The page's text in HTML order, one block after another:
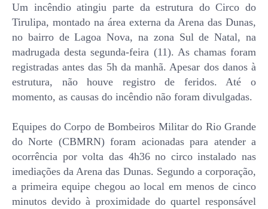
Um incêndio atingiu parte da estrutura do Circo do
Tirulipa, montado na área externa da Arena das Dunas,
no bairro de Lagoa Nova, na zona Sul de Natal, na
madrugada desta segunda-feira (11). As chamas foram
registradas antes das 5h da manhã. Apesar dos danos à
estrutura, não houve registro de feridos. Até o
momento, as causas do incêndio não foram divulgadas.
Equipes do Corpo de Bombeiros Militar do Rio Grande
do Norte (CBMRN) foram acionadas para atender a
ocorrência por volta das 4h36 no circo instalado nas
imediações da Arena das Dunas. Segundo a corporação,
a primeira equipe chegou ao local em menos de cinco
minutos devido à proximidade do quartel responsável